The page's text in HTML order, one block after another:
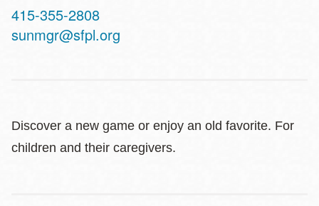
Contact
Telephone
415-355-2808
sunmgr@sfpl.org
Discover a new game or enjoy an old favorite. For
children and their caregivers.